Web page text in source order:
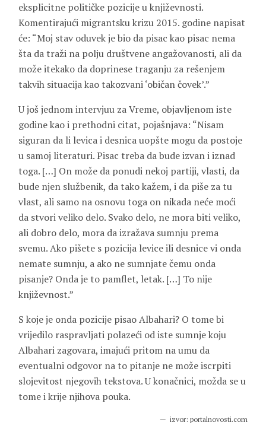
eksplicitne političke pozicije u književnosti.
Komentirajući migrantsku krizu 2015. godine napisat
će: “Moj stav oduvek je bio da pisac kao pisac nema
šta da traži na polju društvene angažovanosti, ali da
može itekako da doprinese traganju za rešenjem
takvih situacija kao takozvani ‘običan čovek’.”
U još jednom intervjuu za Vreme, objavljenom iste
godine kao i prethodni citat, pojašnjava: “Nisam
siguran da li levica i desnica uopšte mogu da postoje
u samoj literaturi. Pisac treba da bude izvan i iznad
toga. […] On može da ponudi nekoj partiji, vlasti, da
bude njen službenik, da tako kažem, i da piše za tu
vlast, ali samo na osnovu toga on nikada neće moći
da stvori veliko delo. Svako delo, ne mora biti veliko,
ali dobro delo, mora da izražava sumnju prema
svemu. Ako pišete s pozicija levice ili desnice vi onda
nemate sumnju, a ako ne sumnjate čemu onda
pisanje? Onda je to pamflet, letak. […] To nije
književnost.”
S koje je onda pozicije pisao Albahari? O tome bi
vrijedilo raspravljati polazeći od iste sumnje koju
Albahari zagovara, imajući pritom na umu da
eventualni odgovor na to pitanje ne može iscrpiti
slojevitost njegovih tekstova. U konačnici, možda se u
tome i krije njihova pouka.
izvor: portalnovosti.com